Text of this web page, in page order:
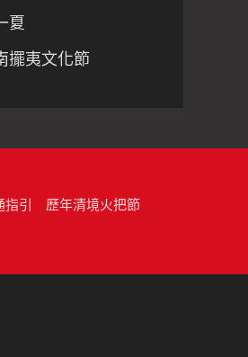
夏
擺夷文化節
指引
歷年清境火把節